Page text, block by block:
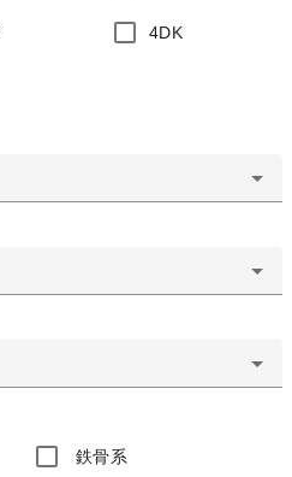
4DK
鉄骨系